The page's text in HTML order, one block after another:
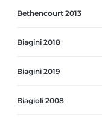
Bethencourt 2013
Biagini 2018
Biagini 2019
Biagioli 2008